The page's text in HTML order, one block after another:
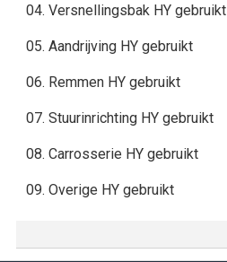
04. Versnellingsbak HY gebruikt
05. Aandrijving HY gebruikt
06. Remmen HY gebruikt
07. Stuurinrichting HY gebruikt
08. Carrosserie HY gebruikt
09. Overige HY gebruikt